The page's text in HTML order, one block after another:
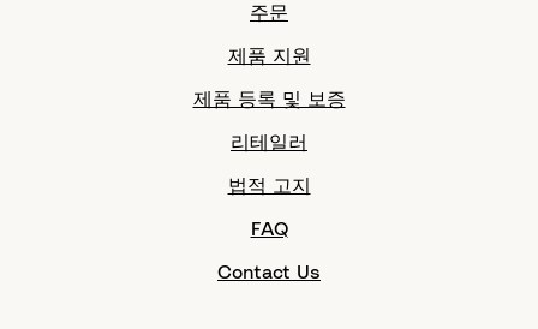
주문
제품 지원
제품 등록 및 보증
리테일러
법적 고지
FAQ
Contact Us